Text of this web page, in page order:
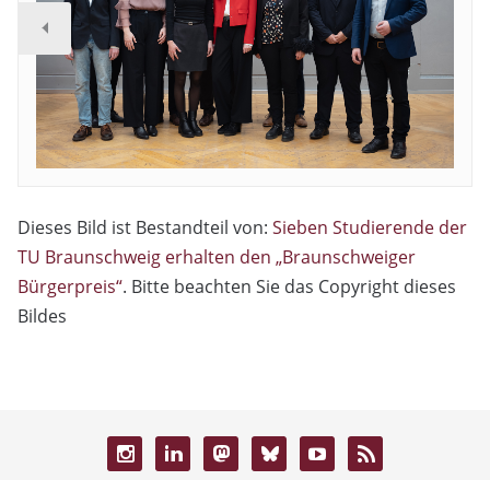
Dieses Bild ist Bestandteil von: Sieben Studierende der
TU Braunschweig erhalten den „Braunschweiger
Bürgerpreis“. Bitte beachten Sie das Copyright dieses
Bildes